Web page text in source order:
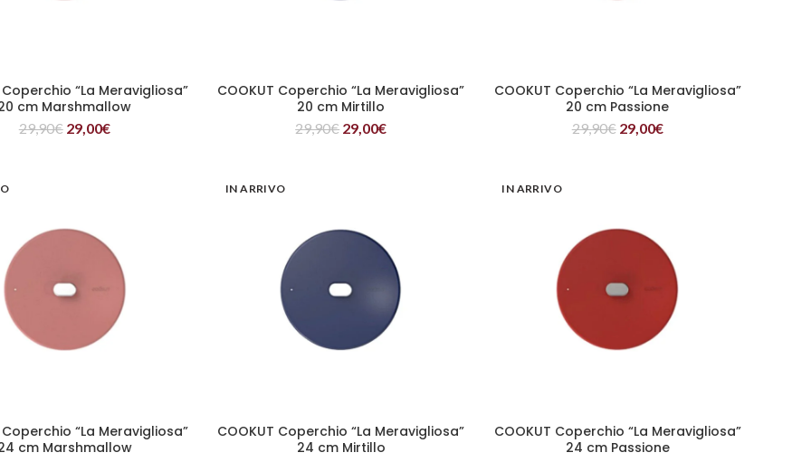
LEGGI TUTTO
Coperchio “La Meravigliosa”
cm Marshmallow
29,90€ 29,00€
LEGGI TUTTO
COOKUT Coperchio “La Meravigliosa”
20 cm Mirtillo
29,90€ 29,00€
LEGGI TUTTO
COOKUT Coperchio “La Meravigliosa”
20 cm Passione
29,90€ 29,00€
LEGGI TUTTO
Coperchio “La Meravigliosa”
cm Marshmallow
IN ARRIVO
LEGGI TUTTO
COOKUT Coperchio “La Meravigliosa”
24 cm Mirtillo
IN ARRIVO
LEGGI TUTTO
COOKUT Coperchio “La Meravigliosa”
24 cm Passione